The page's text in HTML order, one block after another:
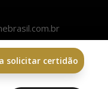
solicitar certidão